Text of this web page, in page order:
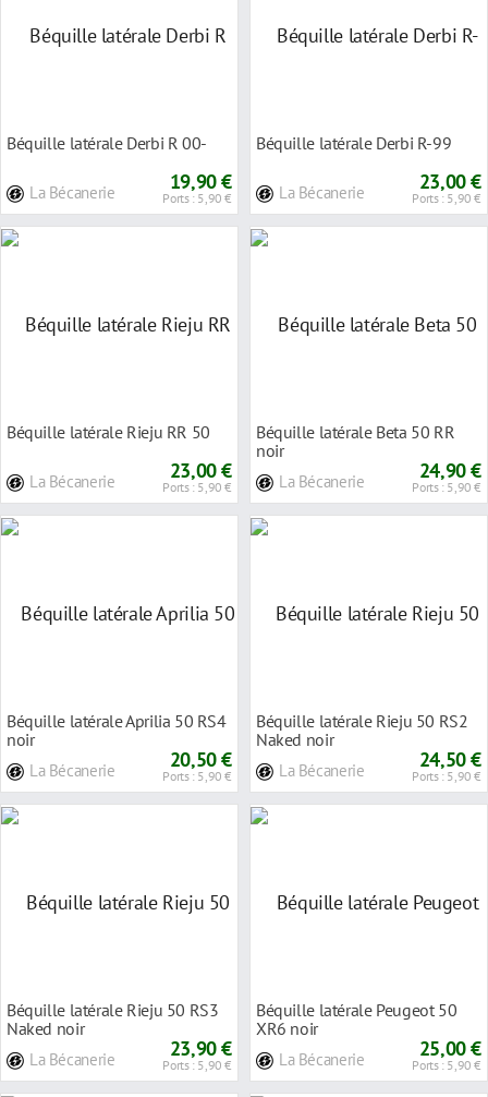
Béquille latérale Derbi R 00-
La Bécanerie 19,90 €
Ports : 5,90 €
Béquille latérale Derbi R-99
La Bécanerie 23,00 €
Ports : 5,90 €
Béquille latérale Rieju RR 50
La Bécanerie 23,00 €
Ports : 5,90 €
Béquille latérale Beta 50 RR
noir
La Bécanerie 24,90 €
Ports : 5,90 €
Béquille latérale Aprilia 50 RS4
noir
La Bécanerie 20,50 €
Ports : 5,90 €
Béquille latérale Rieju 50 RS2
Naked noir
La Bécanerie 24,50 €
Ports : 5,90 €
Béquille latérale Rieju 50 RS3
Naked noir
La Bécanerie 23,90 €
Ports : 5,90 €
Béquille latérale Peugeot 50
XR6 noir
La Bécanerie 25,00 €
Ports : 5,90 €